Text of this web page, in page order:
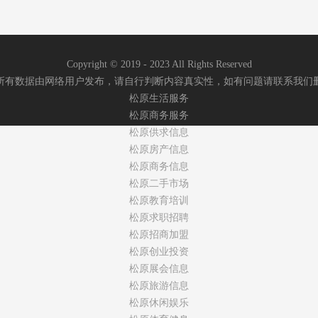
Copyright © 2019 - 2023 All Rights Reserved
有数据由网络用户发布，请自行判断内容真实性，如有问题请联系我们
松原生活服务
松原商务服务
松原供求信息
松原房产信息
松原商务信息
松原二手市场
松原教育培训
松原求职招聘
松原招商加盟
松原创业投资
松原展会信息
松原旅游信息
松原休闲娱乐